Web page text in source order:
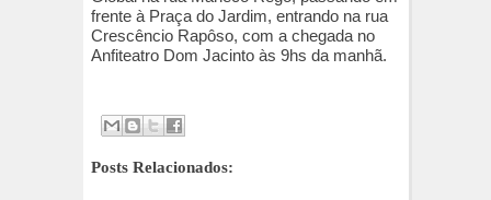
frente à Praça do Jardim, entrando na rua
Crescêncio Rapôso, com a chegada no
Anfiteatro Dom Jacinto às 9hs da manhã.
Posts Relacionados: